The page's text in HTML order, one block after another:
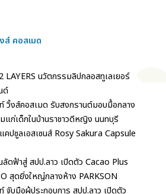
ส์ คอสเมด
นวัตกรรมลิปกลอสทูเลเยอร์
ด์
วิ้งส์คอสเมด รับสงกรานต์มอบมื้อกลาง
แก่เด็กในบ้านราชาวดีหญิง นนทบุรี
ปซูลเอสเซนส์ Rosy Sakura Capsule
ลัดฟ้าสู่ สปป.ลาว เปิดตัว Cacao Plus
สุดยิ่งใหญ่กลางห้าง PARKSON
จับมือผู้ประกอบการ สปป.ลาว เปิดตัว